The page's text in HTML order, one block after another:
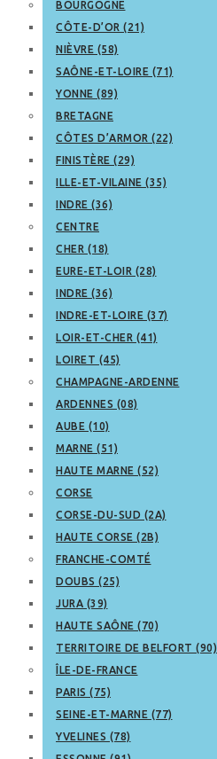
BOURGOGNE
CÔTE-D’OR (21)
NIÈVRE (58)
SAÔNE-ET-LOIRE (71)
YONNE (89)
BRETAGNE
CÔTES D’ARMOR (22)
FINISTÈRE (29)
ILLE-ET-VILAINE (35)
INDRE (36)
CENTRE
CHER (18)
EURE-ET-LOIR (28)
INDRE (36)
INDRE-ET-LOIRE (37)
LOIR-ET-CHER (41)
LOIRET (45)
CHAMPAGNE-ARDENNE
ARDENNES (08)
AUBE (10)
MARNE (51)
HAUTE MARNE (52)
CORSE
CORSE-DU-SUD (2A)
HAUTE CORSE (2B)
FRANCHE-COMTÉ
DOUBS (25)
JURA (39)
HAUTE SAÔNE (70)
TERRITOIRE DE BELFORT (90)
ÎLE-DE-FRANCE
PARIS (75)
SEINE-ET-MARNE (77)
YVELINES (78)